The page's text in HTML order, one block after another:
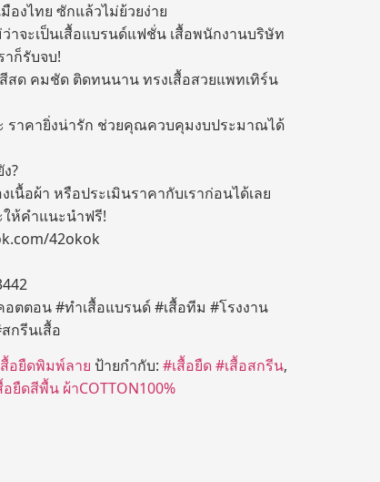
องไทย ซักแล้วไม่ย้วยง่าย
าจะเป็นเสื้อแบรนด์แฟชั่น เสื้อพนักงานบริษัท
าก็รับจบ!
สด คมชัด ติดทนนาน ทรงเสื้อสวยแพทเทิร์น
ราคายิ่งน่ารัก ช่วยคุณควบคุมงบประมาณได้
?
นื้อผ้า หรือประเมินราคากับเราก่อนได้เลย
ห้คำแนะนำฟรี!
42okok
อตตอน #ทำเสื้อแบรนด์ #เสื้อทีม #โรงงาน
กรีนเสื้อ
สื้อยืดพิมพ์ลาย ป้ายกำกับ: #เสื้อยืด #เสื้อสกรีน,
อยืดสีพื้น ผ้าCOTTON100%